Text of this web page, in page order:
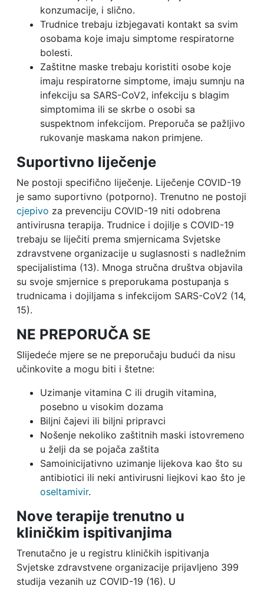
konzumacije, i slično.
Trudnice trebaju izbjegavati kontakt sa svim
osobama koje imaju simptome respiratorne
bolesti.
Zaštitne maske trebaju koristiti osobe koje
imaju respiratorne simptome, imaju sumnju na
infekciju sa SARS-CoV2, infekciju s blagim
simptomima ili se skrbe o osobi sa
suspektnom infekcijom. Preporuča se pažljivo
rukovanje maskama nakon primjene.
Suportivno liječenje
Ne postoji specifično liječenje. Liječenje COVID-19
je samo suportivno (potporno). Trenutno ne postoji
cjepivo za prevenciju COVID-19 niti odobrena
antivirusna terapija. Trudnice i dojilje s COVID-19
trebaju se liječiti prema smjernicama Svjetske
zdravstvene organizacije u suglasnosti s nadležnim
specijalistima (13). Mnoga stručna društva objavila
su svoje smjernice s preporukama postupanja s
trudnicama i dojiljama s infekcijom SARS-CoV2 (14,
15).
NE PREPORUČA SE
Slijedeće mjere se ne preporučaju budući da nisu
učinkovite a mogu biti i štetne:
Uzimanje vitamina C ili drugih vitamina,
posebno u visokim dozama
Biljni čajevi ili biljni pripravci
Nošenje nekoliko zaštitnih maski istovremeno
u želji da se pojača zaštita
Samoinicijativno uzimanje lijekova kao što su
antibiotici ili neki antivirusni liejkovi kao što je
oseltamivir.
Nove terapije trenutno u
kliničkim ispitivanjima
Trenutačno je u registru kliničkih ispitivanja
Svjetske zdravstvene organizacije prijavljeno 399
studija vezanih uz COVID-19 (16). U